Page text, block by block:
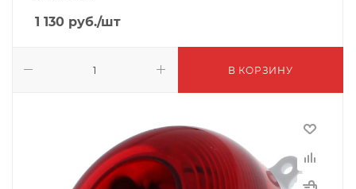
1 130 руб./шт
В КОРЗИНУ